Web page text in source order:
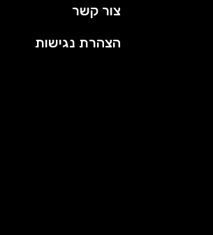
צור קשר
הצהרת נגישות